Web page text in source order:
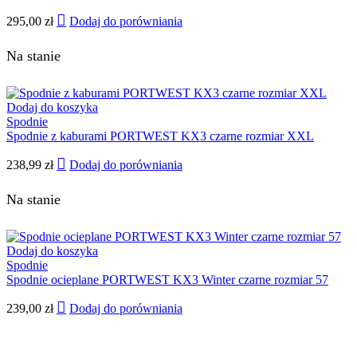
295,00 zł Dodaj do porówniania
Na stanie
Dodaj do koszyka
Spodnie
Spodnie z kaburami PORTWEST KX3 czarne rozmiar XXL
238,99 zł Dodaj do porówniania
Na stanie
Dodaj do koszyka
Spodnie
Spodnie ocieplane PORTWEST KX3 Winter czarne rozmiar 57
239,00 zł Dodaj do porówniania